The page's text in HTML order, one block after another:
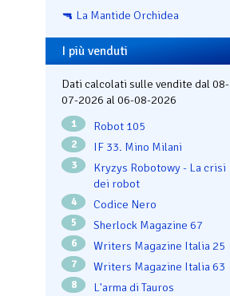
🔫 La Mantide Orchidea
I più venduti
Dati calcolati sulle vendite dal 08-
07-2026 al 06-08-2026
1 Robot 105
2 IF 33. Mino Milani
3
Kryzys Robotowy - La crisi
dei robot
4 Codice Nero
5 Sherlock Magazine 67
6 Writers Magazine Italia 25
7 Writers Magazine Italia 63
8 L'arma di Tauros